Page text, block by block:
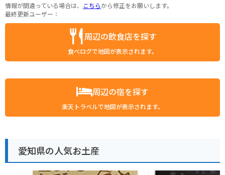
情報が間違っている場合は、 こちらから修正をお願いします。
最終更新ユーザー：
周辺の飲食店を探す
食べログで地図が表示されます。
周辺の宿を探す
楽天トラベルで地図が表示されます。
愛知県の人気お土産